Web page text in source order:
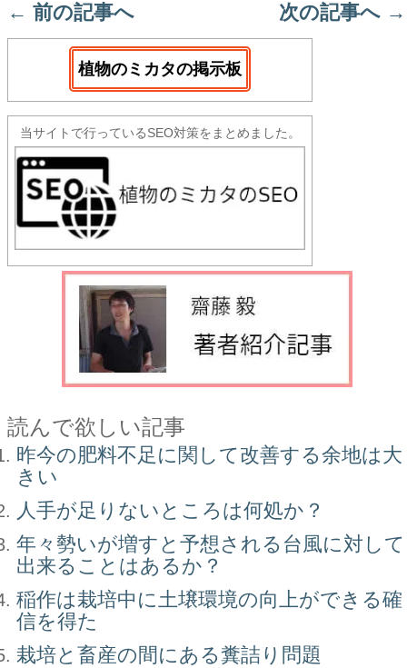
← 前の記事へ 次の記事へ →
植物のミカタの掲示板
当サイトで行っているSEO対策をまとめました。
読んで欲しい記事
昨今の肥料不足に関して改善する余地は大
きい
人手が足りないところは何処か？
年々勢いが増すと予想される台風に対して
出来ることはあるか？
稲作は栽培中に土壌環境の向上ができる確
信を得た
栽培と畜産の間にある糞詰り問題